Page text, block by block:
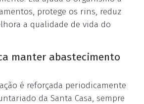
protege os rins, reduz
a qualidade de vida do
manter abastecimento
é reforçada periodicamente
da Santa Casa, sempre